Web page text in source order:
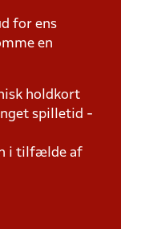
for ens
en
holdkort
spilletid -
i tilfælde af